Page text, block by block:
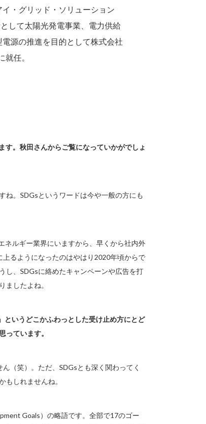
・グリッド・ソリューション
して太陽光発電事業、電力供給
源の推進を目的として株式会社
就任。
。秋田さんからご覧になっていかがでしょ
ね。SDGsというワードは今や一般の方にも
ネルギー業界にいますから、早くから社内外
るようになったのはやはり2020年頃からで
し、SDGsに絡めたキャンペーンや広告を打
ましたよね。
いうどこかふわっとした受け止め方にとど
っています。
（笑）。ただ、SDGsとも深く関わってく
もしれませんね。
Goals）の略語です。全部で17のゴー